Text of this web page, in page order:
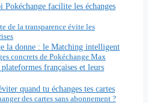
Pokéchange facilite les échanges
de la transparence évite les
la donne : le Matching intelligent
concrets de Pokéchange Max
françaises et leurs
quand tu échanges tes cartes
des cartes sans abonnement ?